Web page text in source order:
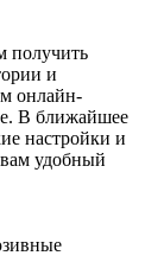
получить
и
онлайн-
В ближайшее
настройки и
удобный